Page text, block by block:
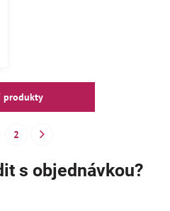
produkty
2
s objednávkou?